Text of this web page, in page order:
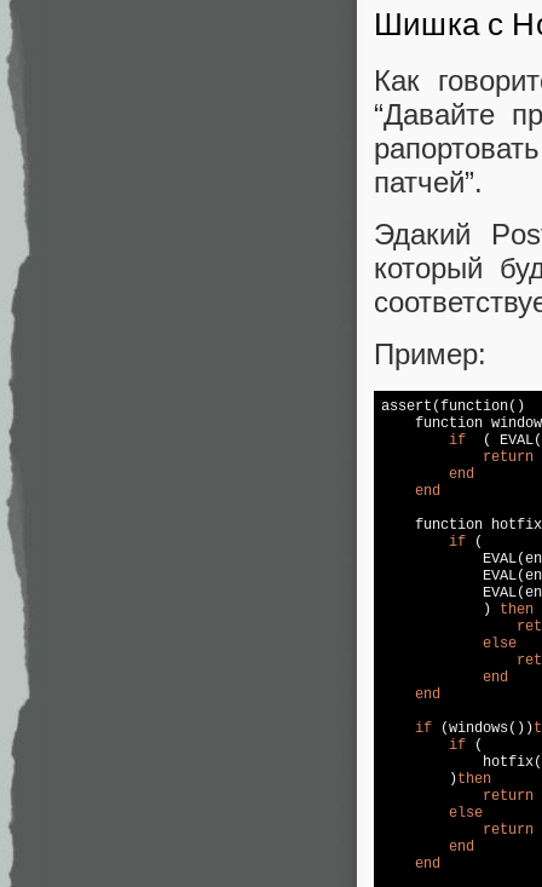
Шишка с
Как
“Давайте
патчей”.
Эдакий
который
Пример:
assert(function()
function
if (
return
end
end
function
if (
) then
else
end
end
if (windows())
if (
hotfix()
)then
return
else
return
end
end